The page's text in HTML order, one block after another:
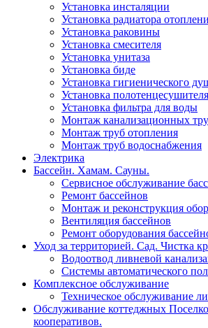
Установка инсталяции
Установка радиатора
Установка раковины
Установка смесителя
Установка унитаза
Установка биде
Установка гигиенического
Установка полотенцесушителя
Установка фильтра для воды
Монтаж канализационных
Монтаж труб отопления
Монтаж труб водоснабжения
Электрика
Бассейн. Хамам. Сауны.
Сервисное обслуживание
Ремонт бассейнов
Монтаж и реконструкция
Вентиляция бассейнов
Ремонт оборудования
Уход за территорией. Сад. Чистка
Водоотвод ливневой
Системы автоматического
Комплексное обслуживание
Техническое обслуживание
Обслуживание коттеджных
кооперативов.